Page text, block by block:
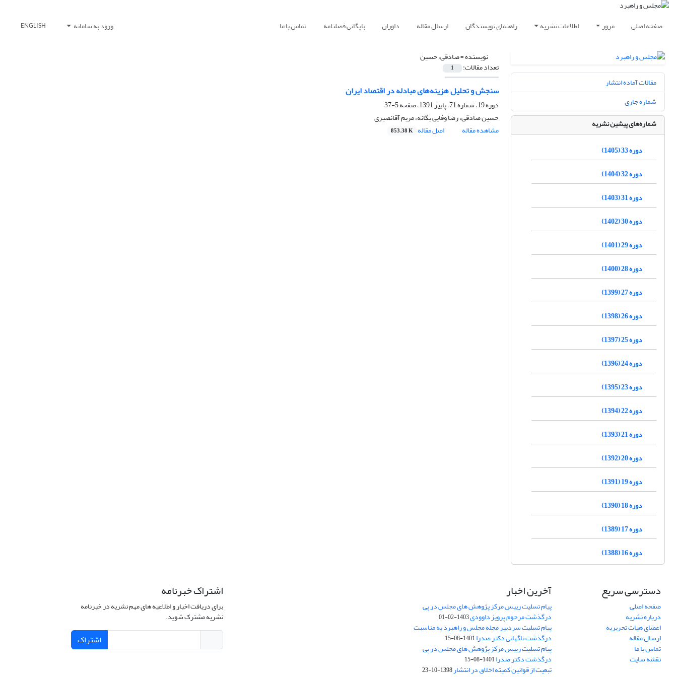
صفحه اصلی مرور اطلاعات نشریه راهنمای نویسندگان ارسال مقاله داوران بایگانی فصلنامه تماس با ما ورود به سامانه ENGLISH
نویسنده =صادقی، حسین
تعداد مقالات: 1
سنجش و تحلیل هزینه‌های مبادله در اقتصاد ایران
دوره 19، شماره 71، پاییز 1391، صفحه
5-37
حسین صادقی، رضا وفایی یگانه، مریم آقانصیری
مشاهده مقاله
اصل مقاله 853.38 K
مقالات آماده انتشار
شماره جاری
شماره‌های پیشین نشریه
دوره 33 (1405)
دوره 32 (1404)
دوره 31 (1403)
دوره 30 (1402)
دوره 29 (1401)
دوره 28 (1400)
دوره 27 (1399)
دوره 26 (1398)
دوره 25 (1397)
دوره 24 (1396)
دوره 23 (1395)
دوره 22 (1394)
دوره 21 (1393)
دوره 20 (1392)
دوره 19 (1391)
دوره 18 (1390)
دوره 17 (1389)
دوره 16 (1388)
دسترسی سریع
صفحه اصلی
درباره نشریه
اعضای هیات تحریریه
ارسال مقاله
تماس با ما
نقشه سایت
آخرین اخبار
پیام تسلیت رییس مرکز پژوهش های مجلس در پی
درگذشت مرحوم پرویز داوودی1403-02-01
پیام تسلیت سردبیر مجله مجلس و راهبرد به مناسبت
درگذشت ناگهانی دکتر صدرا1401-08-15
پیام تسلیت رییس مرکز پژوهش های مجلس در پی
درگذشت دکتر صدرا1401-08-15
تبعیت از قوانین کمیته اخلاق در انتشار1398-10-23
اشتراک خبرنامه
برای دریافت اخبار و اطلاعیه های مهم نشریه در خبرنامه
نشریه مشترک شوید.
اشتراک